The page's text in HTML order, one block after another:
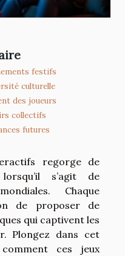
festifs
culturelle
des joueurs
collectifs
futures
regorge de
s’agit de
Chaque
de proposer de
qui captivent les
Plongez dans cet
ces jeux